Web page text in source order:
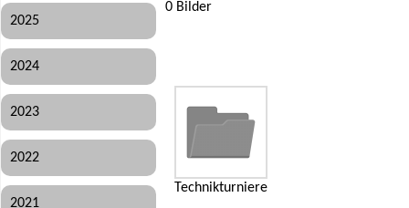
2025
2024
2023
2022
2021
0 Bilder
Technikturniere